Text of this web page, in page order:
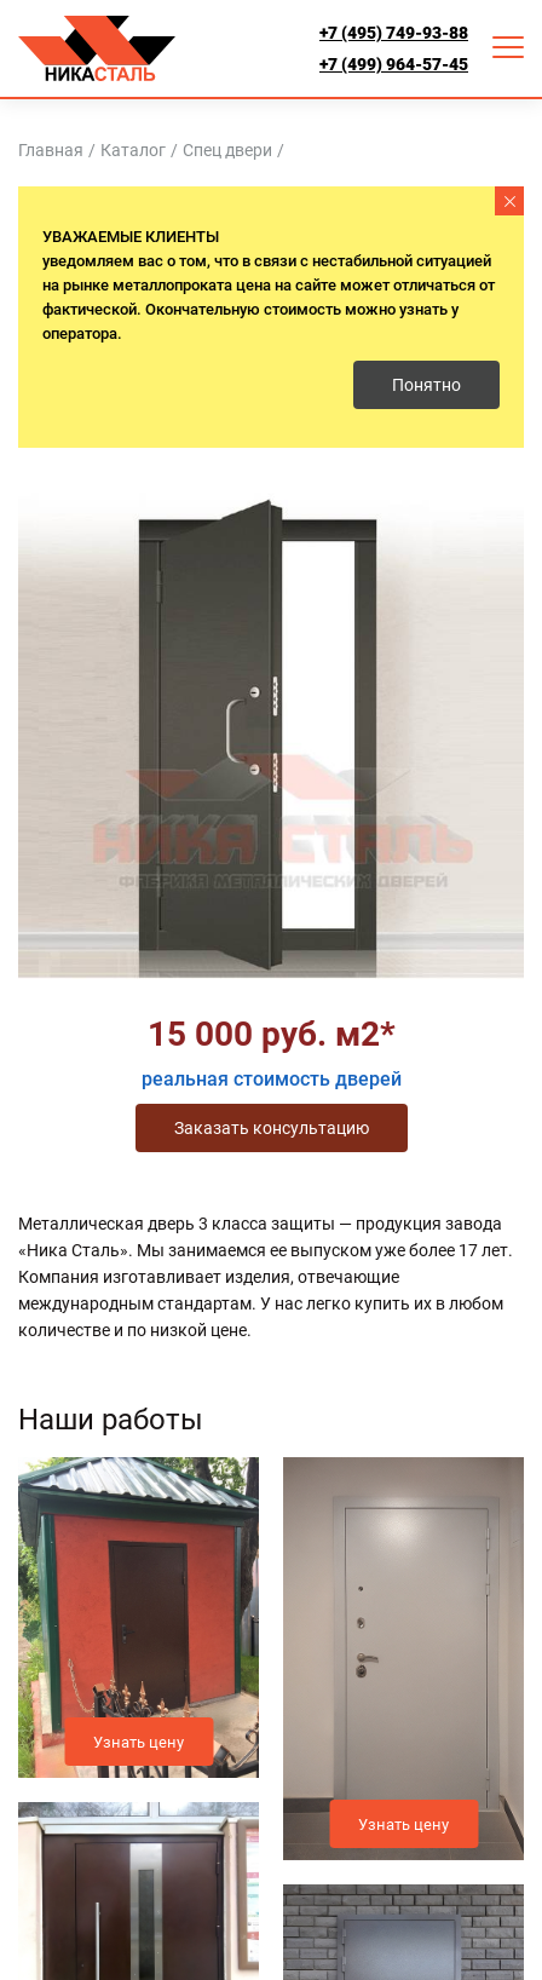
+7 (495) 749-93-88
+7 (499) 964-57-45
Главная / Каталог / Спец двери /
КЛАССА ЗАЩИТЫ
Двери 3 класса защиты
Отправим двери в любую точку России
15 000 руб. м2*
реальная стоимость дверей
Заказать консультацию
Металлическая дверь 3 класса защиты — продукция завода
«Ника Сталь». Мы занимаемся ее выпуском уже более 17 лет.
Компания изготавливает изделия, отвечающие
международным стандартам. У нас легко купить их в любом
количестве и по низкой цене.
Наши работы
Узнать цену
Узнать цену
УВАЖАЕМЫЕ КЛИЕНТЫ
уведомляем вас о том, что в связи с нестабильной ситуацией
на рынке металлопроката цена на сайте может отличаться от
фактической. Окончательную стоимость можно узнать у
оператора.
Понятно